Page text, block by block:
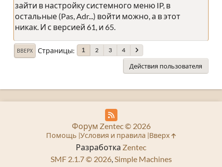
зайти в настройку системного меню IP, в
остальные (Pas, Adr...) войти можно, а в этот
никак. И с версией 61, и 65.
ВВЕРХ Страницы 1 2 3 4
Действия пользователя
Разработка Zentec
SMF 2.1.7 © 2026,Simple Machines
Форум Zentec © 2026
Помощь Условия и правила Вверх